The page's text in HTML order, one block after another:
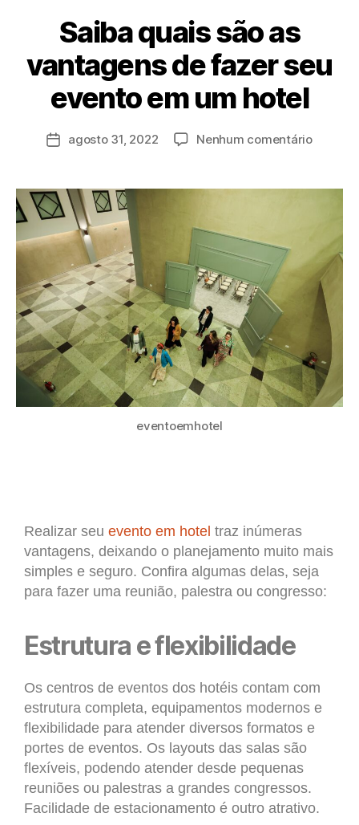
Saiba quais são as
vantagens de fazer seu
evento em um hotel
P
o
r
d
agosto 31, 2022 Nenhum comentário
eventoemhotel
Realizar seu evento em hotel traz inúmeras
vantagens, deixando o planejamento muito mais
simples e seguro. Confira algumas delas, seja
para fazer uma reunião, palestra ou congresso:
Estrutura e flexibilidade
Os centros de eventos dos hotéis contam com
estrutura completa, equipamentos modernos e
flexibilidade para atender diversos formatos e
portes de eventos. Os layouts das salas são
flexíveis, podendo atender desde pequenas
reuniões ou palestras a grandes congressos.
Facilidade de estacionamento é outro atrativo.